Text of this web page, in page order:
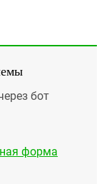
бот
форма